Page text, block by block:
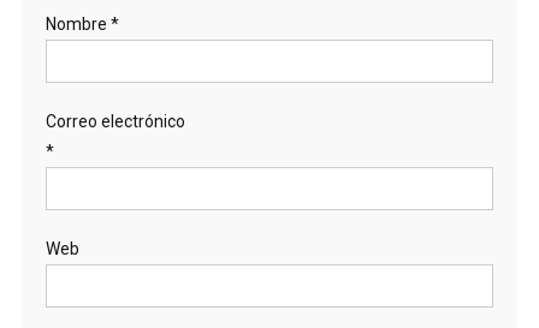
Nombre *
Correo electrónico
*
Web